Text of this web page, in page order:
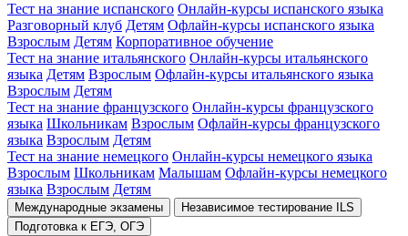
Тест на знание испанского Онлайн-курсы испанского языка
Разговорный клуб Детям Офлайн-курсы испанского языка
Взрослым Детям Корпоративное обучение
Тест на знание итальянского Онлайн-курсы итальянского
языка Детям Взрослым Офлайн-курсы итальянского языка
Взрослым Детям
Тест на знание французского Онлайн-курсы французского
языка Школьникам Взрослым Офлайн-курсы французского
языка Взрослым Детям
Тест на знание немецкого Онлайн-курсы немецкого языка
Взрослым Школьникам Малышам Офлайн-курсы немецкого
языка Взрослым Детям
Международные экзамены
Независимое тестирование ILS
Подготовка к ЕГЭ, ОГЭ